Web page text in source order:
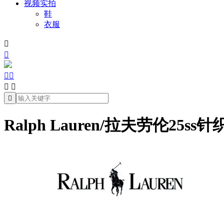
视频实拍
鞋
衣服


 
 

Ralph Lauren/拉夫劳伦25ss针